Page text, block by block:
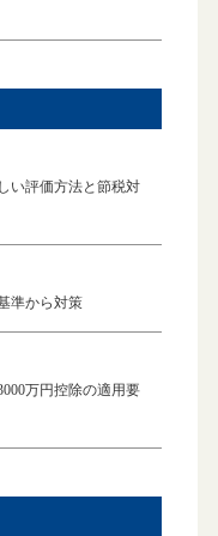
い評価方法と節税対
準から対策
万円控除の適用要